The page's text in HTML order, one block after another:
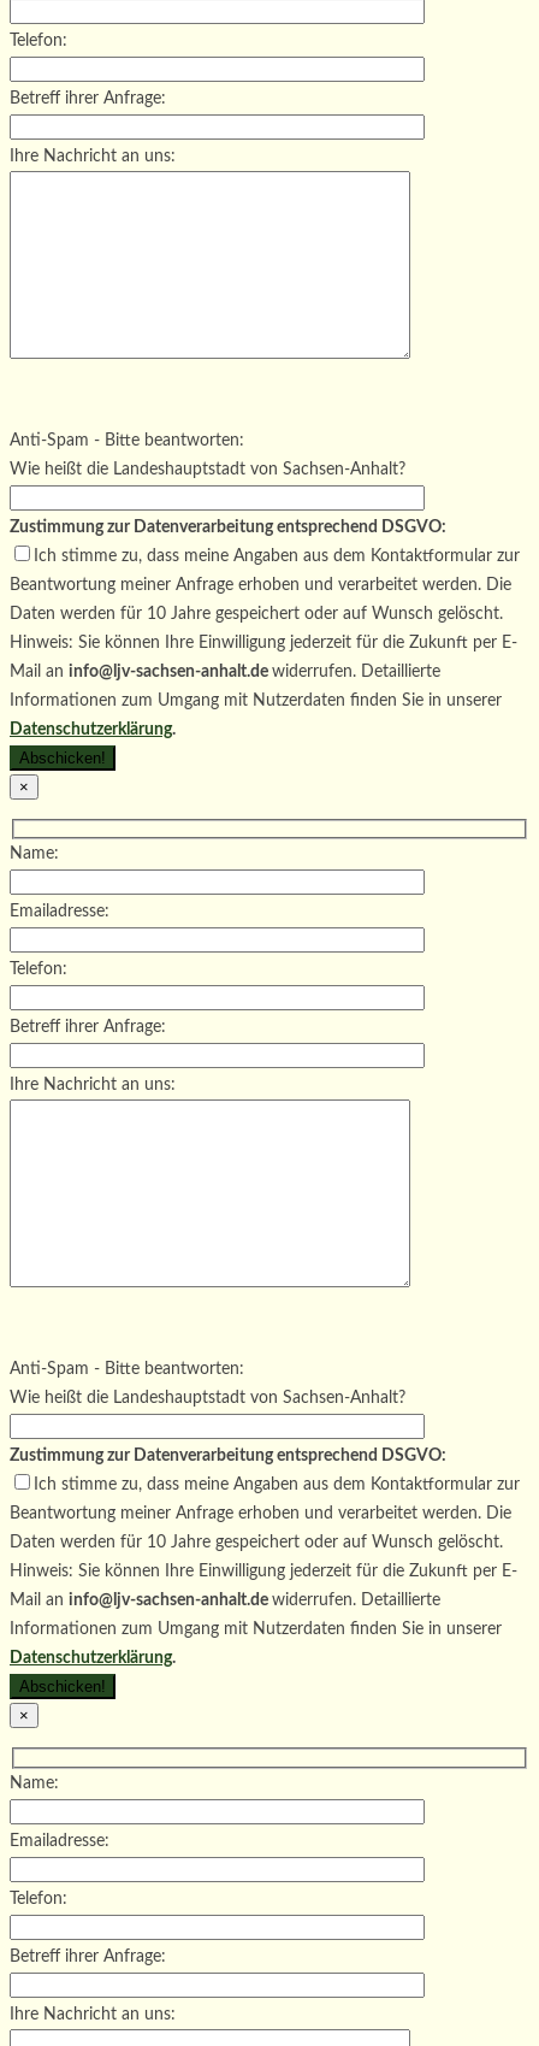
Telefon:
Betreff ihrer Anfrage:
Ihre Nachricht an uns:
Bitte lasse dieses Feld leer.
Anti-Spam - Bitte beantworten:
Wie heißt die Landeshauptstadt von Sachsen-Anhalt?
Zustimmung zur Datenverarbeitung entsprechend DSGVO:
Ich stimme zu, dass meine Angaben aus dem Kontaktformular zur
Beantwortung meiner Anfrage erhoben und verarbeitet werden. Die
Daten werden für 10 Jahre gespeichert oder auf Wunsch gelöscht.
Hinweis: Sie können Ihre Einwilligung jederzeit für die Zukunft per E-
Mail an info@ljv-sachsen-anhalt.de widerrufen. Detaillierte
Informationen zum Umgang mit Nutzerdaten finden Sie in unserer
Datenschutzerklärung.
×
Name:
Emailadresse:
Telefon:
Betreff ihrer Anfrage:
Ihre Nachricht an uns:
Bitte lasse dieses Feld leer.
Anti-Spam - Bitte beantworten:
Wie heißt die Landeshauptstadt von Sachsen-Anhalt?
Zustimmung zur Datenverarbeitung entsprechend DSGVO:
Ich stimme zu, dass meine Angaben aus dem Kontaktformular zur
Beantwortung meiner Anfrage erhoben und verarbeitet werden. Die
Daten werden für 10 Jahre gespeichert oder auf Wunsch gelöscht.
Hinweis: Sie können Ihre Einwilligung jederzeit für die Zukunft per E-
Mail an info@ljv-sachsen-anhalt.de widerrufen. Detaillierte
Informationen zum Umgang mit Nutzerdaten finden Sie in unserer
Datenschutzerklärung.
×
Name:
Emailadresse:
Telefon:
Betreff ihrer Anfrage:
Ihre Nachricht an uns: